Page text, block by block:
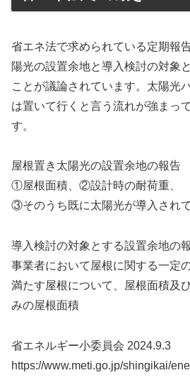
省エネ法で求められている定期報
陽光の設置余地と導入検討の対象
ことが議論されています。太陽光
は置いて行くと言う流れが強まっ
す。
屋根置き太陽光の設置余地の報告
①屋根面積、②設計時の耐荷重、
③そのうち既に太陽光が導入され
導入検討の対象とする設置余地の
事業者において屋根に関する一定
満たす屋根について、屋根面積及
みの屋根面積
省エネルギー小委員会 2024.9.3
https://www.meti.go.jp/shingikai/